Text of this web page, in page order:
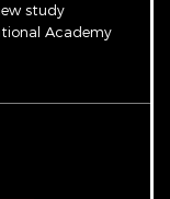
study
Academy